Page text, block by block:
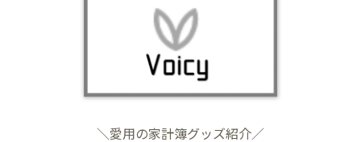
＼愛用の家計簿グッズ紹介／